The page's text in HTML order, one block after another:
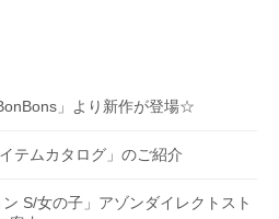
」より新作が登場☆
テムカタログ」のご紹介
S/女の子」アゾンダイレクトスト